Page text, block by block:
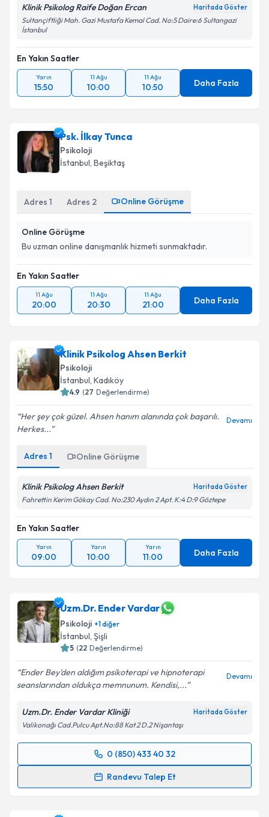
Klinik Psikolog Raife Doğan Ercan Haritada Göster
Sultançiftliği Mah. Gazi Mustafa Kemal Cad. No:5 Daire:6 Sultangazi
İstanbul
En Yakın Saatler
Yarın
15:50
11 Ağu
10:00
11 Ağu
10:50 Daha Fazla
Psk. İlkay Tunca
Psikoloji
İstanbul, Beşiktaş
Adres 1 Adres 2 Online Görüşme
Online Görüşme
Bu uzman online danışmanlık hizmeti sunmaktadır.
En Yakın Saatler
11 Ağu
20:00
11 Ağu
20:30
11 Ağu
21:00 Daha Fazla
Klinik Psikolog Ahsen Berkit
Psikoloji
İstanbul, Kadıköy
4.9 (27 Değerlendirme)
Her şey çok güzel. Ahsen hanım alanında çok başarılı.
Herkes...
Devamı
Adres 1 Online Görüşme
Klinik Psikolog Ahsen Berkit Haritada Göster
Fahrettin Kerim Gökay Cad. No:230 Aydın 2 Apt. K:4 D:9 Göztepe
En Yakın Saatler
Yarın
09:00
Yarın
10:00
Yarın
11:00 Daha Fazla
Uzm.Dr. Ender Vardar
Psikoloji +1diğer
İstanbul, Şişli
5 (22 Değerlendirme)
Ender Bey'den aldığım psikoterapi ve hipnoterapi
seanslarından oldukça memnunum. Kendisi,...
Devamı
Uzm.Dr. Ender Vardar Kliniği Haritada Göster
Valikonağı Cad.Pulcu Apt.No:88 Kat 2 D.2 Nişantaşı
0 (850) 433 40 32
Randevu Talep Et
Randevu Takvimi Talebi